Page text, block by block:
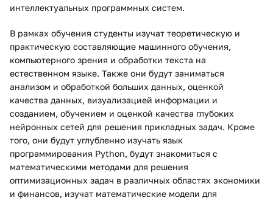
интеллектуальных программных систем.
В рамках обучения студенты изучат теоретическую и
практическую составляющие машинного обучения,
компьютерного зрения и обработки текста на
естественном языке. Также они будут заниматься
анализом и обработкой больших данных, оценкой
качества данных, визуализацией информации и
созданием, обучением и оценкой качества глубоких
нейронных сетей для решения прикладных задач. Кроме
того, они будут углубленно изучать язык
программирования Python, будут знакомиться с
математическими методами для решения
оптимизационных задач в различных областях экономики
и финансов, изучат математические модели для